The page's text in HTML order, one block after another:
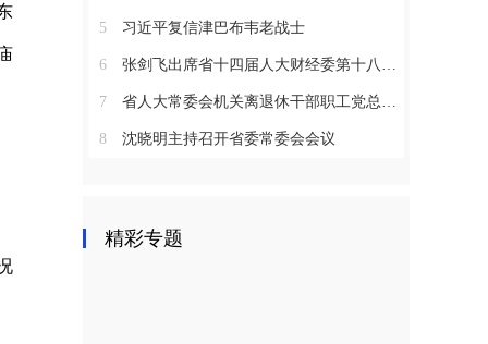
5 习近平复信津巴布韦老战士
6 张剑飞出席省十四届人大财经委第十八次全体会议
7 省人大常委会机关离退休干部职工党总支召开2025年度总结表彰大会
8 沈晓明主持召开省委常委会会议
精彩专题